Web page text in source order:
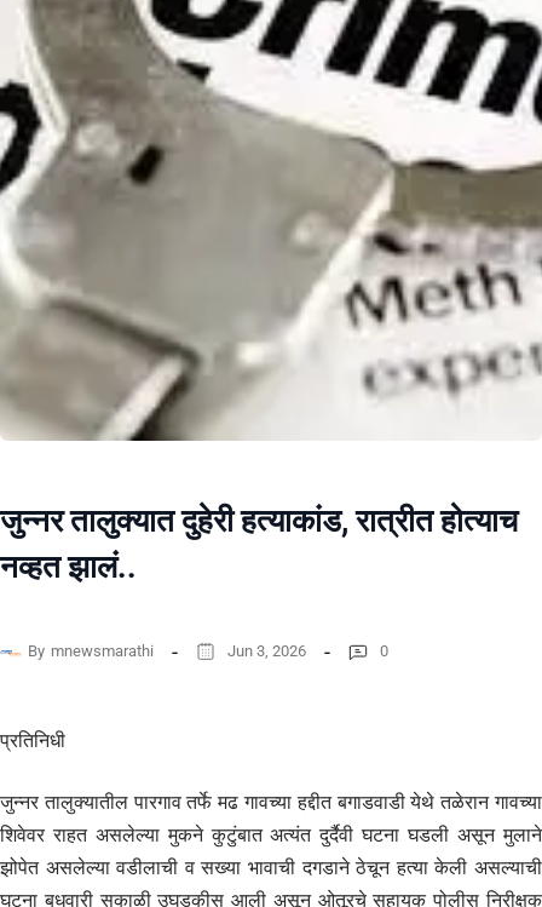
जुन्नर तालुक्यात दुहेरी हत्याकांड, रात्रीत होत्याच
नव्हत झालं..
By mnewsmarathi Jun 3, 2026 0
प्रतिनिधी
जुन्नर तालुक्यातील पारगाव तर्फे मढ गावच्या हद्दीत बगाडवाडी येथे तळेरान गावच्या
शिवेवर राहत असलेल्या मुकने कुटुंबात अत्यंत दुर्दैवी घटना घडली असून मुलाने
झोपेत असलेल्या वडीलाची व सख्या भावाची दगडाने ठेचून हत्या केली असल्याची
घटना बुधवारी सकाळी उघडकीस आली असून ओतूरचे सहायक पोलीस निरीक्षक